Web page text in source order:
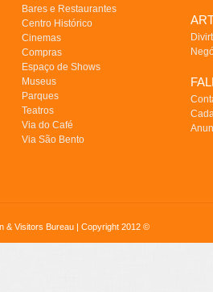
Bares e Restaurantes
Centro Histórico
Cinemas
Compras
Espaço de Shows
Museus
Parques
Teatros
Via do Café
Via São Bento
& Visitors Bureau | Copyright 2012 ©